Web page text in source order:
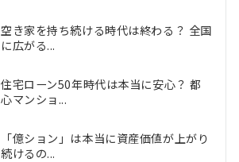
空き家を持ち続ける時代は終わる？ 全国
に広がる...
住宅ローン50年時代は本当に安心？ 都
心マンショ...
「億ション」は本当に資産価値が上がり
続けるの...